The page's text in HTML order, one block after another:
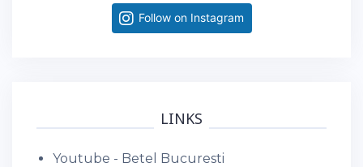
Follow on Instagram
LINKS
Youtube - Betel Bucuresti